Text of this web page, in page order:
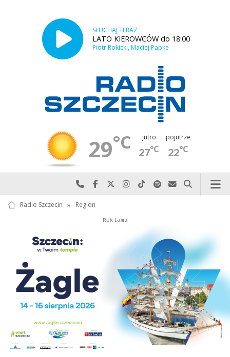
SŁUCHAJ TERAZ
LATO KIEROWCÓW do 18:00
Piotr Rokicki, Maciej Papke
29°C jutro
27°C
pojutrze
22°C
Najlepiej po prostu do nas zadzwoń
Odwiedź nas na Facebook-u
Odwiedź nas na X
Odwiedź nas na Instagram-ie
Odwiedź nas na TikTok-u
Szukaj nas na Spotify
Wyślij do nas
Szukaj
Radio Szczecin » Region
Autopromocja
Reklama